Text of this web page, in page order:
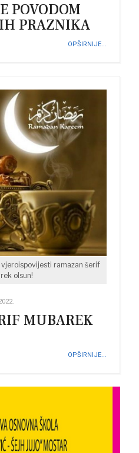
POVODOM
PRAZNIKA
OPŠIRNIJE...
ramazan šerif
olsun!
MUBAREK
OPŠIRNIJE...